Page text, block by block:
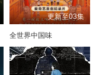
更新至03集
全世界中国味